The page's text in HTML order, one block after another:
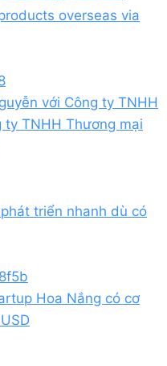
overseas via
với Công ty TNHH
ty TNHH Thương mại
triển nhanh dù có
Hoa Nắng có cơ